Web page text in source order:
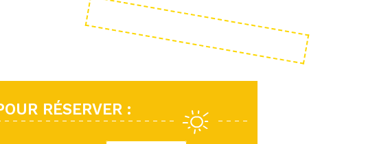
RÉSERVER :